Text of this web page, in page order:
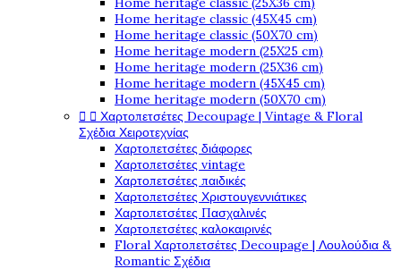
Home heritage classic (45X45 cm)
Home heritage classic (50X70 cm)
Home heritage modern (25X25 cm)
Home heritage modern (25X36 cm)
Home heritage modern (45X45 cm)
Home heritage modern (50X70 cm)
  Χαρτοπετσέτες Decoupage | Vintage & Floral
Σχέδια Χειροτεχνίας
Χαρτοπετσέτες διάφορες
Χαρτοπετσέτες vintage
Χαρτοπετσέτες παιδικές
Χαρτοπετσέτες Χριστουγεννιάτικες
Χαρτοπετσέτες Πασχαλινές
Χαρτοπετσέτες καλοκαιρινές
Floral Χαρτοπετσέτες Decoupage | Λουλούδια &
Romantic Σχέδια